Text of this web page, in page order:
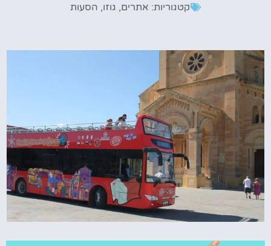
קטגוריות: אתרים, גוזו, הסעות